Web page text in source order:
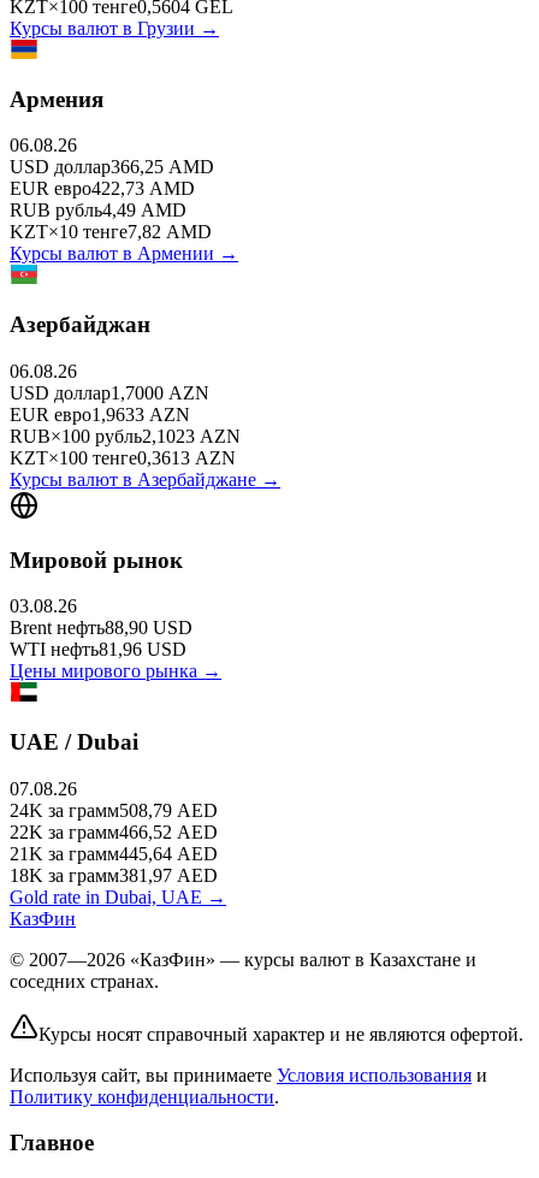
KZT×100 тенге0,5604 GEL
Курсы валют в Грузии →
Армения
06.08.26
USD доллар366,25 AMD
EUR евро422,73 AMD
RUB рубль4,49 AMD
KZT×10 тенге7,82 AMD
Курсы валют в Армении →
Азербайджан
06.08.26
USD доллар1,7000 AZN
EUR евро1,9633 AZN
RUB×100 рубль2,1023 AZN
KZT×100 тенге0,3613 AZN
Курсы валют в Азербайджане →
Мировой рынок
03.08.26
Brent нефть88,90 USD
WTI нефть81,96 USD
Цены мирового рынка →
UAE / Dubai
07.08.26
24K за грамм508,79 AED
22K за грамм466,52 AED
21K за грамм445,64 AED
18K за грамм381,97 AED
Gold rate in Dubai, UAE →
КазФин
© 2007—2026 «КазФин» — курсы валют в Казахстане и
соседних странах.
Курсы носят справочный характер и не являются офертой.
Используя сайт, вы принимаете Условия использования и
Политику конфиденциальности.
Главное